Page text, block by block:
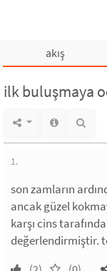
akış
ilk buluşmaya
1.
son zamların
ancak güzel
karşı cins
değerlendirmiştir.